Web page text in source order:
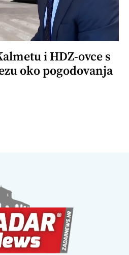
i HDZ-ovce s
oko pogodovanja